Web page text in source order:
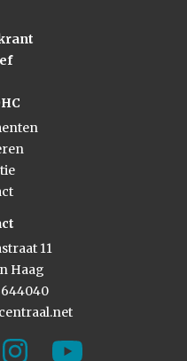
11
Haag